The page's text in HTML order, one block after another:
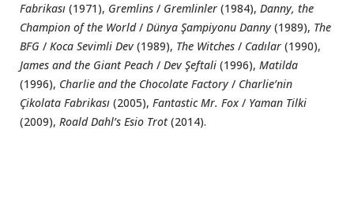
Fabrikası (1971), Gremlins / Gremlinler (1984), Danny, the
Champion of the World/ Dünya Şampiyonu Danny (1989), The
BFG / Koca Sevimli Dev (1989), The Witches / Cadılar (1990),
James and the Giant Peach / Dev Şeftali (1996), Matilda
(1996), Charlie and the Chocolate Factory / Charlie’nin
Çikolata Fabrikası (2005), Fantastic Mr. Fox / Yaman Tilki
(2009), Roald Dahl’s Esio Trot(2014).